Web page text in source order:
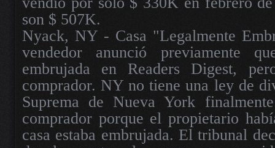
son $ 507K.
Nyack, NY - Casa "Legalmente
vendedor anunció previamente
embrujada en Readers Digest,
comprador. NY no tiene una ley de
Suprema de Nueva York
comprador porque el propietario
casa estaba embrujada. El tribunal